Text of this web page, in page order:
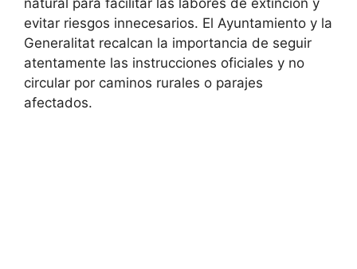
evitar riesgos innecesarios. El Ayuntamiento y la
Generalitat recalcan la importancia de seguir
atentamente las instrucciones oficiales y no
circular por caminos rurales o parajes
afectados.